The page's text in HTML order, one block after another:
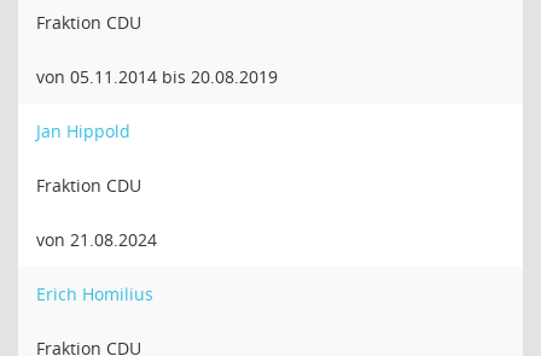
Fraktion CDU
von 05.11.2014 bis 20.08.2019
Jan Hippold
Fraktion CDU
von 21.08.2024
Erich Homilius
Fraktion CDU